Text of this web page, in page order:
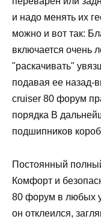
и надо менять их
можно и вот так:
включается очень
"раскачивать"
подавая ее назад-
cruiser 80 форум
порядка В
подшипников
Постоянный
Комфорт и
80 форум в любых
он отклеился,